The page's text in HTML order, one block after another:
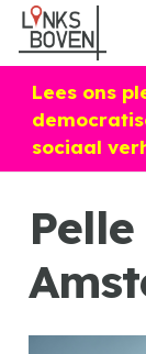
Lees ons
sociaal